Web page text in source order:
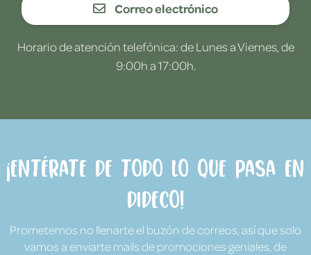
Correo electrónico
Horario de atención telefónica: de Lunes a Viernes, de
9:00h a 17:00h.
¡Entérate de todo lo que pasa en
Dideco!
Prometemos no llenarte el buzón de correos, así que solo
vamos a enviarte mails de promociones geniales, de